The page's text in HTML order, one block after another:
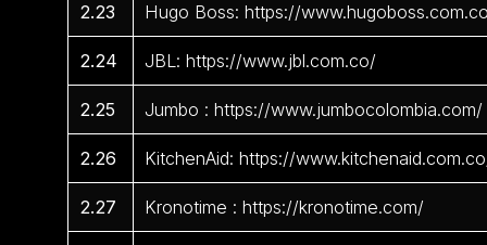
2.23 Hugo Boss: https://
2.24 JBL: https://www.jbl.com.co/
2.25 Jumbo : https://www.jumbocolombia.com/
2.26 KitchenAid: https://
2.27 Kronotime : https://kronotime.com/